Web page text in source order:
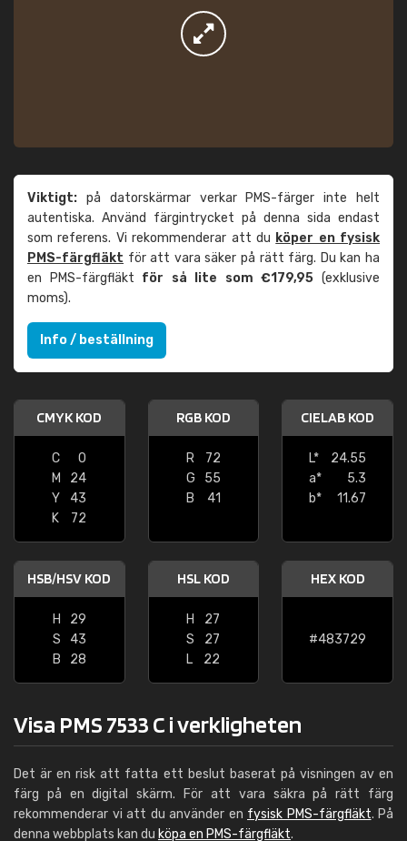
Viktigt: på datorskärmar verkar PMS-färger inte helt
autentiska. Använd färgintrycket på denna sida endast
som referens. Vi rekommenderar att du köper en fysisk
PMS-färgfläkt för att vara säker på rätt färg. Du kan ha
en PMS-färgfläkt för så lite som €179,95 (exklusive
moms).
Info / beställning
CMYK KOD
C
0
M
24
Y
43
K
72
RGB KOD
R
72
G
55
B
41
CIELAB KOD
L*
24.55
a*
5.3
b*
11.67
HSB/HSV KOD
H
29
S
43
B
28
HSL KOD
H
27
S
27
L
22
HEX KOD
#483729
Visa PMS 7533 C i verkligheten
Det är en risk att fatta ett beslut baserat på visningen av en
färg på en digital skärm. För att vara säkra på rätt färg
rekommenderar vi att du använder en fysisk PMS-färgfläkt. På
denna webbplats kan du köpa en PMS-färgfläkt.